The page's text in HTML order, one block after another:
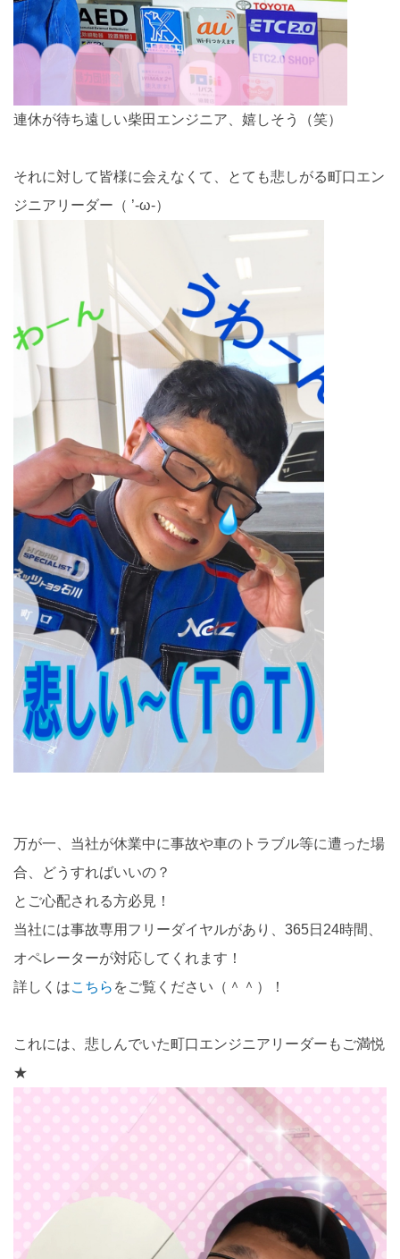
連休が待ち遠しい柴田エンジニア、嬉しそう（笑）
それに対して皆様に会えなくて、とても悲しがる町口エン
ジニアリーダー（ ’-ω‐）
万が一、当社が休業中に事故や車のトラブル等に遭った場
合、どうすればいいの？
とご心配される方必見！
当社には事故専用フリーダイヤルがあり、365日24時間、
オペレーターが対応してくれます！
詳しくはこちら をご覧ください（＾＾）！
これには、悲しんでいた町口エンジニアリーダーもご満悦
★